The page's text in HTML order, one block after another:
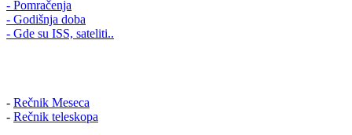
- Pomračenja
- Godišnja doba
- Gde su ISS, sateliti..
- Rečnik Meseca
- Rečnik teleskopa